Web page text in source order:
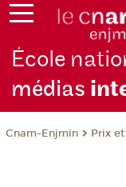
École
médias
Cnam-Enjmin Prix